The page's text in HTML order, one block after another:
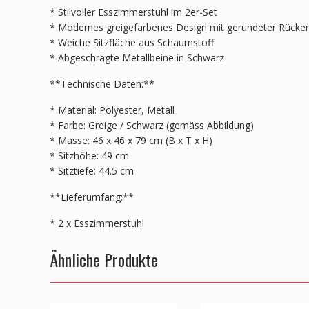
* Stilvoller Esszimmerstuhl im 2er-Set
* Modernes greigefarbenes Design mit gerundeter
* Weiche Sitzfläche aus Schaumstoff
* Abgeschrägte Metallbeine in Schwarz
**Technische Daten:**
* Material: Polyester, Metall
* Farbe: Greige / Schwarz (gemäss Abbildung)
* Masse: 46 x 46 x 79 cm (B x T x H)
* Sitzhöhe: 49 cm
* Sitztiefe: 44.5 cm
**Lieferumfang:**
* 2 x Esszimmerstuhl
Ähnliche Produkte